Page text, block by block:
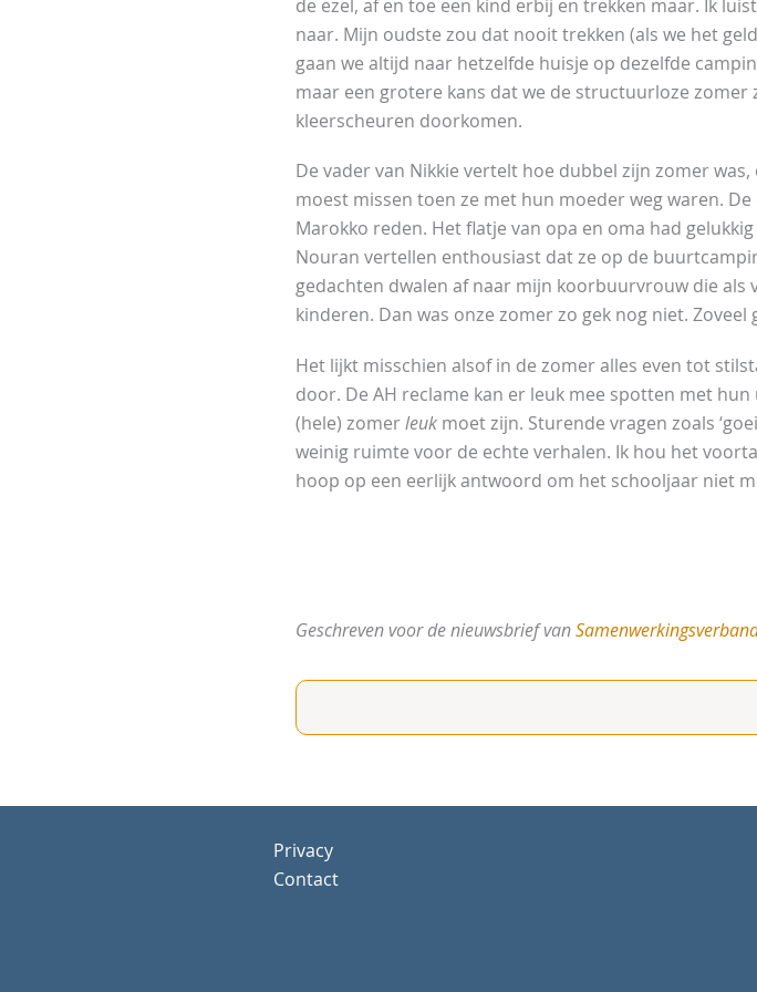
de ezel, af en toe een kind erbij en trekken maar. Ik
naar. Mijn oudste zou dat nooit trekken (als we het
gaan we altijd naar hetzelfde huisje op dezelfde
maar een grotere kans dat we de structuurloze zomer
kleerscheuren doorkomen.
De vader van Nikkie vertelt hoe dubbel zijn zomer
moest missen toen ze met hun moeder weg waren.
Marokko reden. Het flatje van opa en oma had
Nouran vertellen enthousiast dat ze op de
gedachten dwalen af naar mijn koorbuurvrouw die als
kinderen. Dan was onze zomer zo gek nog niet. Zoveel
Het lijkt misschien alsof in de zomer alles even tot
door. De AH reclame kan er leuk mee spotten met
(hele) zomerleuk moet zijn. Sturende vragen zoals
weinig ruimte voor de echte verhalen. Ik hou het
hoop op een eerlijk antwoord om het schooljaar niet
Geschreven voor de nieuwsbrief van
Privacy
Contact